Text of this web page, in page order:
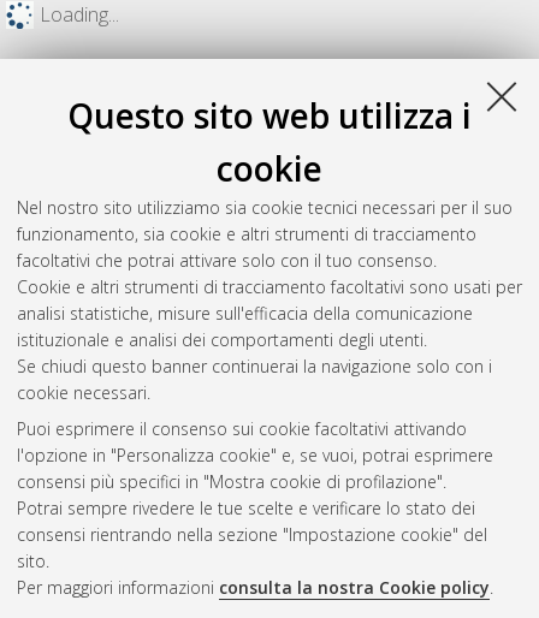
Questo sito web utilizza i
cookie
Nel nostro sito utilizziamo sia cookie tecnici necessari per il suo
funzionamento, sia cookie e altri strumenti di tracciamento
facoltativi che potrai attivare solo con il tuo consenso.
Cookie e altri strumenti di tracciamento facoltativi sono usati per
analisi statistiche, misure sull'efficacia della comunicazione
istituzionale e analisi dei comportamenti degli utenti.
Se chiudi questo banner continuerai la navigazione solo con i
cookie necessari.
Puoi esprimere il consenso sui cookie facoltativi attivando
l'opzione in "Personalizza cookie" e, se vuoi, potrai esprimere
consensi più specifici in "Mostra cookie di profilazione".
Potrai sempre rivedere le tue scelte e verificare lo stato dei
consensi rientrando nella sezione "Impostazione cookie" del
sito.
Per maggiori informazioni consulta la nostra Cookie policy.
Loading...
Gestione del documento:
Atom
Rss 1.0
Rss 2.0
AMS Laurea